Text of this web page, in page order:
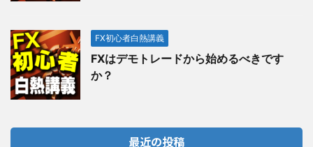
FX初心者白熱講義
FXはデモトレードから始めるべきです
か？
最近の投稿